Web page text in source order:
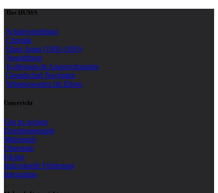
Das HUMA
Schulvorstellung
Chronik
Hans Jonas (1903-1993)
Neustiftung
Kollegium & Ansprechpartner
Grundschul-Navigator
Wissenswertes für Eltern
Unterricht
Gut zu wissen
Erprobungsstufe
Mittelstufe
Oberstufe
Fächer
Individuelle Förderung
Integration